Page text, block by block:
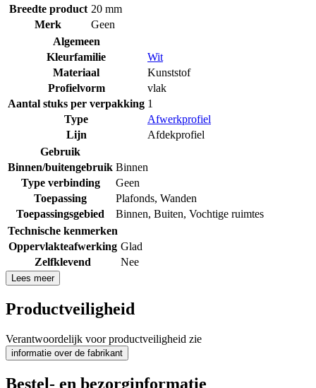
Breedte product 20 mm
Merk
Geen
Algemeen
Kleurfamilie
Wit
Materiaal
Kunststof
Profielvorm
vlak
Aantal stuks per verpakking 1
Type
Afwerkprofiel
Lijn
Afdekprofiel
Gebruik
Binnen/buitengebruik Binnen
Type verbinding
Geen
Toepassing
Plafonds, Wanden
Toepassingsgebied
Binnen, Buiten, Vochtige ruimtes
Technische kenmerken
Oppervlakteafwerking Glad
Zelfklevend
Nee
Lees meer
Productveiligheid
Verantwoordelijk voor productveiligheid zie
informatie over de fabrikant
Bestel- en bezorginformatie